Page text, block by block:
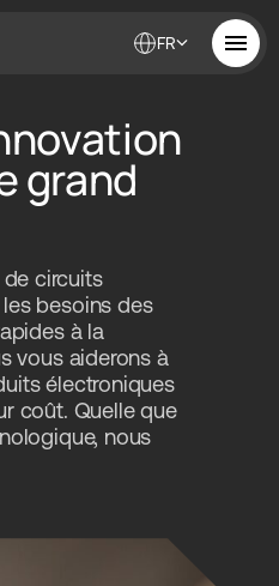
de PCB en un seul endroit,
PCB en petites ou moyennes
les certifications les plus
FR
grand
circuits
besoins des
à la
vous aiderons à
électroniques
coût. Quelle que
nous